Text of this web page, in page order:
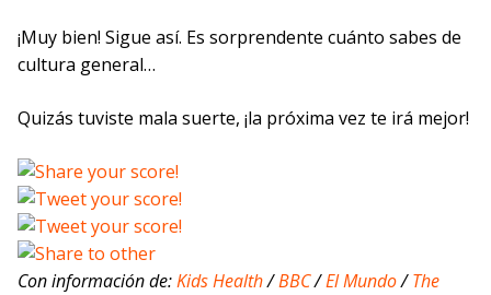
¡Muy bien! Sigue así. Es sorprendente cuánto sabes de
cultura general…
Quizás tuviste mala suerte, ¡la próxima vez te irá mejor!
Con información de:Kids Health/BBC/El Mundo/The